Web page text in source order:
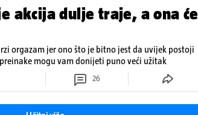
akcija dulje traje, a ona će
orgazam jer ono što je bitno jest da uvijek postoji
mogu vam donijeti puno veći užitak
26